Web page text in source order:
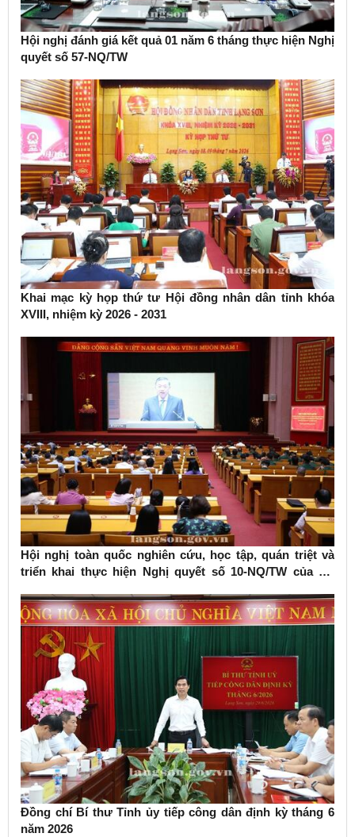
Hội nghị đánh giá kết quả 01 năm 6 tháng thực hiện Nghị
quyết số 57-NQ/TW
Khai mạc kỳ họp thứ tư Hội đồng nhân dân tỉnh khóa
XVIII, nhiệm kỳ 2026 - 2031
Hội nghị toàn quốc nghiên cứu, học tập, quán triệt và
triển khai thực hiện Nghị quyết số 10-NQ/TW của Bộ
Đồng chí Bí thư Tỉnh ủy tiếp công dân định kỳ tháng 6
năm 2026